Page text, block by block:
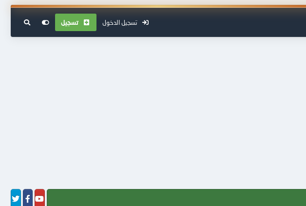
تسجيل الدخول تسجيل